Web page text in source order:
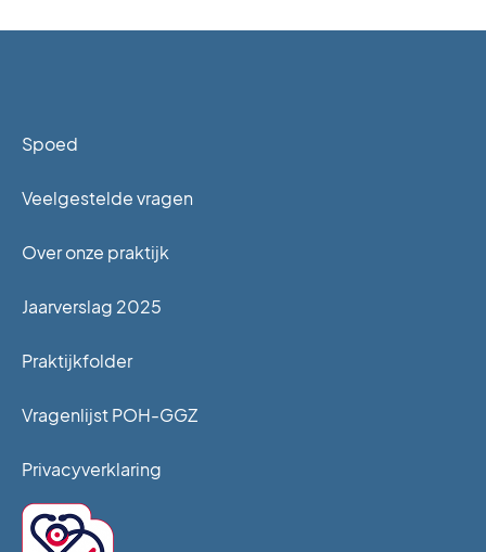
Spoed
Veelgestelde vragen
Over onze praktijk
Jaarverslag 2025
Praktijkfolder
Vragenlijst POH-GGZ
Privacyverklaring